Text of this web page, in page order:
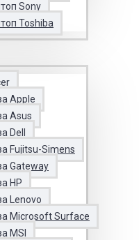
Sony
Toshiba
Apple
Asus
Dell
Fujitsu-Simens
Gateway
HP
Lenovo
Microsoft Surface
MSI